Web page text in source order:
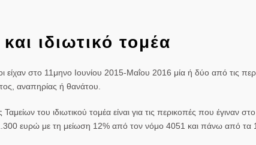
ιδιωτικό τομέα
στο 11μηνο Ιουνίου 2015-Μαΐου 2016 μία ή δύο από τις
αναπηρίας ή θανάτου.
του ιδιωτικού τομέα είναι για τις περικοπές που έγιναν
ευρώ με τη μείωση 12% από τον νόμο 4051 και πάνω από τα